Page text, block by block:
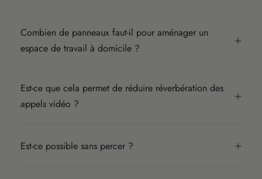
Combien de panneaux faut-il pour aménager un
espace de travail à domicile ?
Est-ce que cela permet de réduire réverbération des
appels vidéo ?
Est-ce possible sans percer ?